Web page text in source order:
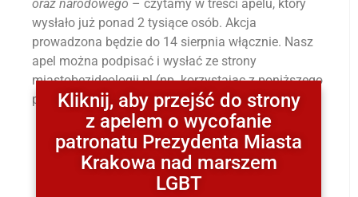
oraz narodowego – czytamy w treści apelu, który
wysłało już ponad 2 tysiące osób. Akcja
prowadzona będzie do 14 sierpnia włącznie. Nasz
apel można podpisać i wysłać ze strony
miastobezideologii.pl (np. korzystając z poniższego
przycisku).
Kliknij, aby przejść do strony
z apelem o wycofanie
patronatu Prezydenta Miasta
Krakowa nad marszem
LGBT